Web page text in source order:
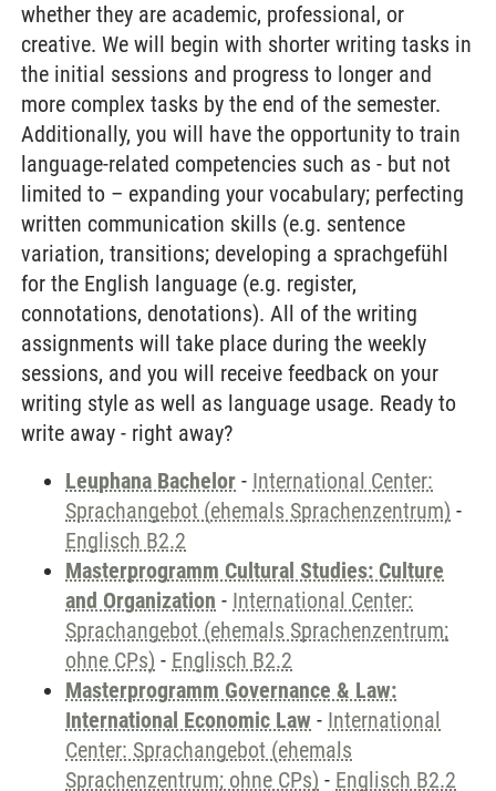
whether they are academic, professional, or
creative. We will begin with shorter writing tasks in
the initial sessions and progress to longer and
more complex tasks by the end of the semester.
Additionally, you will have the opportunity to train
language-related competencies such as - but not
limited to – expanding your vocabulary; perfecting
written communication skills (e.g. sentence
variation, transitions; developing a sprachgefühl
for the English language (e.g. register,
connotations, denotations). All of the writing
assignments will take place during the weekly
sessions, and you will receive feedback on your
writing style as well as language usage. Ready to
write away - right away?
Leuphana Bachelor - International Center:
Sprachangebot (ehemals Sprachenzentrum) -
Englisch B2.2
Masterprogramm Cultural Studies: Culture
and Organization - International Center:
Sprachangebot (ehemals Sprachenzentrum;
ohne CPs) - Englisch B2.2
Masterprogramm Governance & Law:
International Economic Law - International
Center: Sprachangebot (ehemals
Sprachenzentrum; ohne CPs) - Englisch B2.2